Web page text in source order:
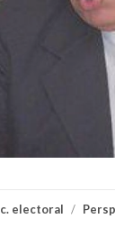
electoral /